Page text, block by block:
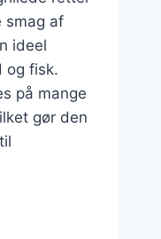
smag af
ideel
og fisk.
på mange
gør den